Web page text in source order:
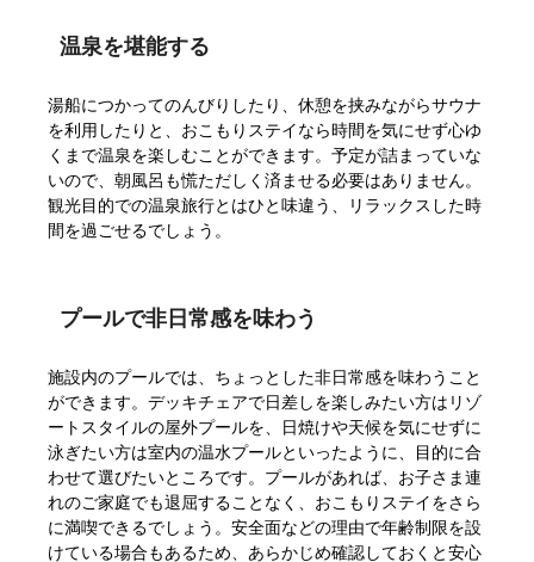
温泉を堪能する
湯船につかってのんびりしたり、休憩を挟みながらサウナ
を利用したりと、おこもりステイなら時間を気にせず心ゆ
くまで温泉を楽しむことができます。予定が詰まっていな
いので、朝風呂も慌ただしく済ませる必要はありません。
観光目的での温泉旅行とはひと味違う、リラックスした時
間を過ごせるでしょう。
プールで非日常感を味わう
施設内のプールでは、ちょっとした非日常感を味わうこと
ができます。デッキチェアで日差しを楽しみたい方はリゾ
ートスタイルの屋外プールを、日焼けや天候を気にせずに
泳ぎたい方は室内の温水プールといったように、目的に合
わせて選びたいところです。プールがあれば、お子さま連
れのご家庭でも退屈することなく、おこもりステイをさら
に満喫できるでしょう。安全面などの理由で年齢制限を設
けている場合もあるため、あらかじめ確認しておくと安心